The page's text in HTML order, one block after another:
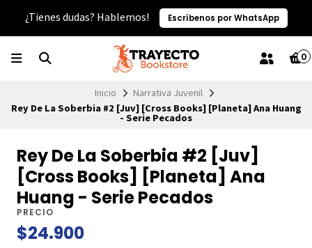
¿Tienes dudas? Hablemos! Escríbenos por WhatsApp
0
Inicio
Narrativa Juvenil
Rey De La Soberbia #2 [Juv] [Cross Books] [Planeta] Ana Huang
- Serie Pecados
Rey De La Soberbia #2 [Juv]
[Cross Books] [Planeta] Ana
Huang - Serie Pecados
PRECIO
$24.900